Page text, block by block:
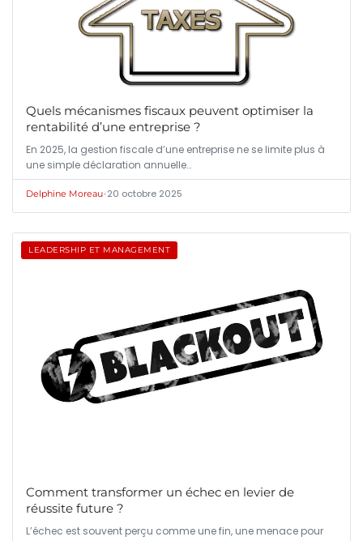
Quels mécanismes fiscaux peuvent optimiser la
rentabilité d’une entreprise ?
En 2025, la gestion fiscale d’une entreprise ne se limite plus à
une simple déclaration annuelle…
Delphine Moreau•20 octobre 2025
LEADERSHIP ET MANAGEMENT
Comment transformer un échec en levier de
réussite future ?
L’échec est souvent perçu comme une fin, une menace pour